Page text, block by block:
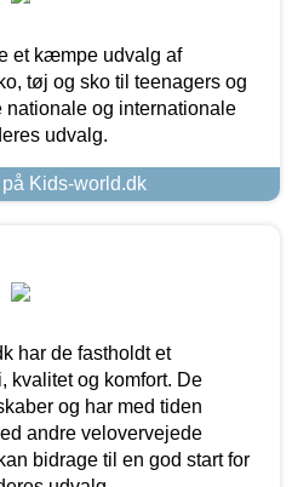
et kæmpe udvalg af
tøj og sko til teenagers og
nationale og internationale
udvalg.
Kids-world.dk
har de fastholdt et
kvalitet og komfort. De
og har med tiden
andre velovervejede
bidrage til en god start for